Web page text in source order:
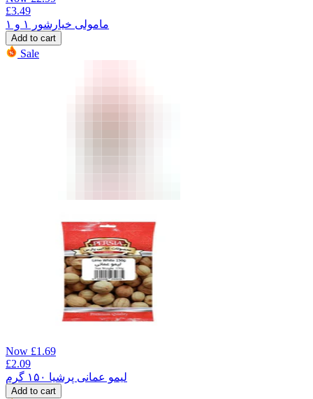
£3.49
مامولی خیارشور ۱ و ۱
Add to cart
Sale
Now £1.69
£2.09
لیمو عمانی پرشیا ۱۵۰ گرم
Add to cart